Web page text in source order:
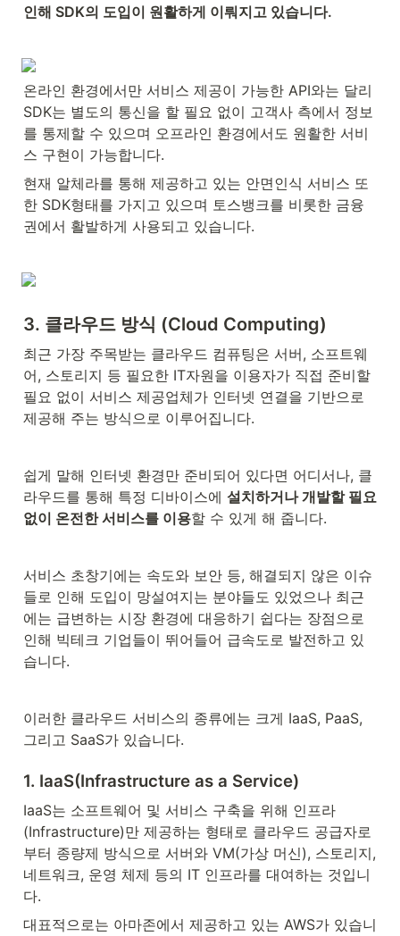
인해 SDK의 도입이 원활하게 이뤄지고 있습니다.
온라인 환경에서만 서비스 제공이 가능한 API와는 달리
SDK는 별도의 통신을 할 필요 없이 고객사 측에서 정보
를 통제할 수 있으며 오프라인 환경에서도 원활한 서비
스 구현이 가능합니다.
현재 알체라를 통해 제공하고 있는 안면인식 서비스 또
한 SDK형태를 가지고 있으며 토스뱅크를 비롯한 금융
권에서 활발하게 사용되고 있습니다.
3. 클라우드 방식 (Cloud Computing)
최근 가장 주목받는 클라우드 컴퓨팅은 서버, 소프트웨
어, 스토리지 등 필요한 IT자원을 이용자가 직접 준비할
필요 없이 서비스 제공업체가 인터넷 연결을 기반으로
제공해 주는 방식으로 이루어집니다.
쉽게 말해 인터넷 환경만 준비되어 있다면 어디서나, 클
라우드를 통해 특정 디바이스에 설치하거나 개발할 필요
없이 온전한 서비스를 이용할 수 있게 해 줍니다.
서비스 초창기에는 속도와 보안 등, 해결되지 않은 이슈
들로 인해 도입이 망설여지는 분야들도 있었으나 최근
에는 급변하는 시장 환경에 대응하기 쉽다는 장점으로
인해 빅테크 기업들이 뛰어들어 급속도로 발전하고 있
습니다.
이러한 클라우드 서비스의 종류에는 크게 IaaS, PaaS,
그리고 SaaS가 있습니다.
1. IaaS(Infrastructure as a Service)
IaaS는 소프트웨어 및 서비스 구축을 위해 인프라
(Infrastructure)만 제공하는 형태로 클라우드 공급자로
부터 종량제 방식으로 서버와 VM(가상 머신), 스토리지,
네트워크, 운영 체제 등의 IT 인프라를 대여하는 것입니
다.
대표적으로는 아마존에서 제공하고 있는 AWS가 있습니